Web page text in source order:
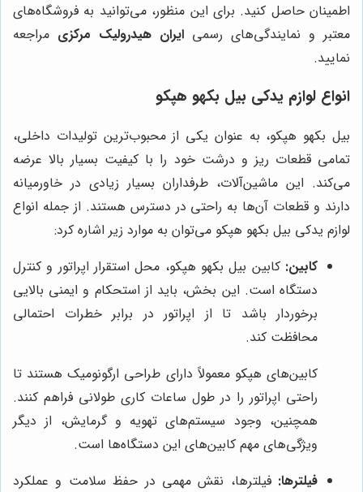
اطمینان حاصل کنید. برای این منظور، می‌توانید به فروشگاه‌های
معتبر و نمایندگی‌های رسمی ایران هیدرولیک مرکزی مراجعه
نمایید.
انواع لوازم یدکی بیل بکهو هپکو
بیل بکهو هپکو، به عنوان یکی از محبوب‌ترین تولیدات داخلی،
تمامی قطعات ریز و درشت خود را با کیفیت بسیار بالا عرضه
می‌کند. این ماشین‌آلات، طرفداران بسیار زیادی در خاورمیانه
دارند و قطعات آن‌ها به راحتی در دسترس هستند. از جمله انواع
لوازم یدکی بیل بکهو هپکو می‌توان به موارد زیر اشاره کرد:
کابین: کابین بیل بکهو هپکو، محل استقرار اپراتور و کنترل
دستگاه است. این بخش، باید از استحکام و ایمنی بالایی
برخوردار باشد تا از اپراتور در برابر خطرات احتمالی
محافظت کند.
کابین‌های هپکو معمولاً دارای طراحی ارگونومیک هستند تا
راحتی اپراتور را در طول ساعات کاری طولانی فراهم کنند.
همچنین، وجود سیستم‌های تهویه و گرمایش، از دیگر
ویژگی‌های مهم کابین‌های این دستگاه‌ها است.
فیلترها: فیلترها، نقش مهمی در حفظ سلامت و عملکرد